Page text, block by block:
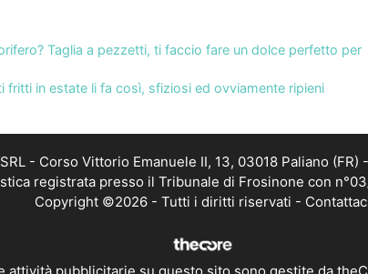
Taglia a pezzetti, ti faccio fare un dolce perfetto per
fritti in estate li fa così, sfiziosi ed ovviamente ripieni
- Corso Vittorio Emanuele II, 13, 03018 Paliano
registrata presso il Tribunale di Frosinone con
Copyright ©2026 - Tutti i diritti riservati -